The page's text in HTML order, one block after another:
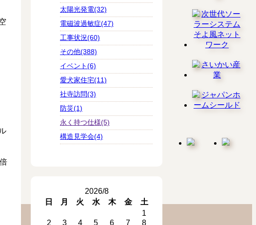
太陽光発電(32)
電磁波過敏症(47)
工事状況(60)
その他(388)
イベント(6)
愛犬家住宅(11)
社寺訪問(3)
防災(1)
永く持つ仕様(5)
構造見学会(4)
2026/8
日
月 火 水 木 金
土
1
2
3 4 5 6 7
8